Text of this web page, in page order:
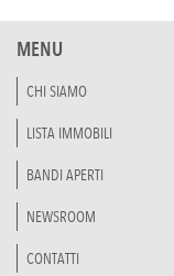
MENU
CHI SIAMO
LISTA IMMOBILI
BANDI APERTI
NEWSROOM
CONTATTI